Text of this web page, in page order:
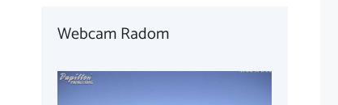
Webcam Radom